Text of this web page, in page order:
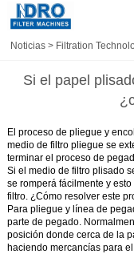
Noticias > Filtration
Si el papel
El proceso de pliegue y
medio de filtro pliegue se
terminar el proceso de
Si el medio de filtro plisado
se romperá fácilmente y
filtro. ¿Cómo resolver este
Para pliegue y línea de
parte de pegado.
posición donde cerca de la
haciendo mercancías para